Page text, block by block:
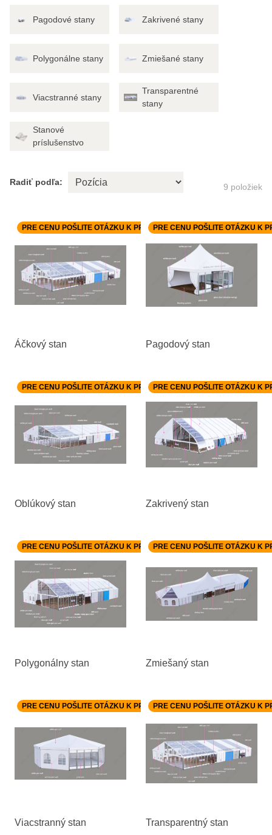
Pagodové stany Zakrivené stany
Polygonálne stany Zmiešané stany
Viacstranné stany
Transparentné
stany
Stanové
príslušenstvo
Radiť podľa: 9 položiek
Áčkový stan
PRE CENU POŠLITE OTÁZKU K PRODUKTU.
Pagodový stan
PRE CENU POŠLITE OTÁZKU K
Oblúkový stan
PRE CENU POŠLITE OTÁZKU K PRODUKTU.
Zakrivený stan
PRE CENU POŠLITE OTÁZKU K
Polygonálny stan
PRE CENU POŠLITE OTÁZKU K PRODUKTU.
Zmiešaný stan
PRE CENU POŠLITE OTÁZKU K
Viacstranný stan
PRE CENU POŠLITE OTÁZKU K PRODUKTU.
Transparentný stan
PRE CENU POŠLITE OTÁZKU K